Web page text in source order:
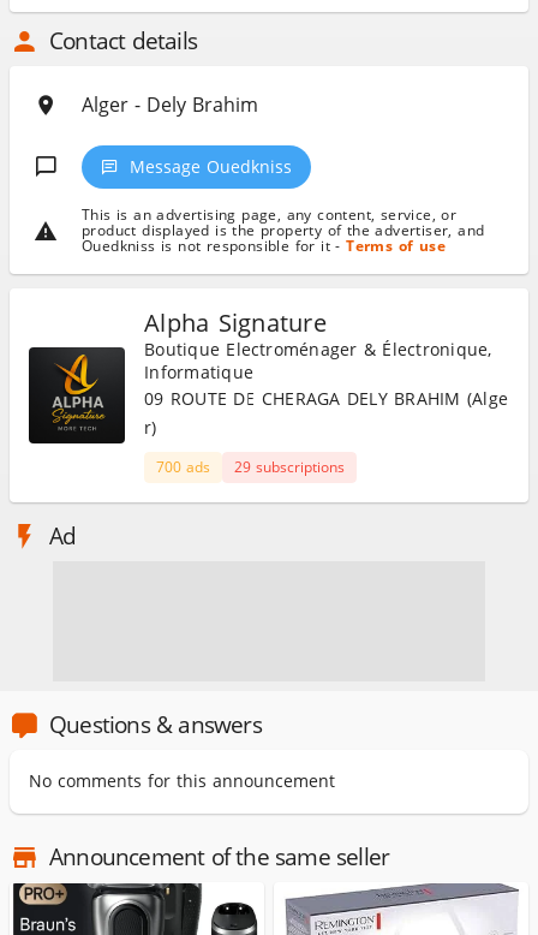
Contact details
Alger - Dely Brahim
Message Ouedkniss
This is an advertising page, any content, service, or
product displayed is the property of the advertiser, and
Ouedkniss is not responsible for it -Terms of use
Alpha Signature
Boutique Electroménager & Électronique,
Informatique
09 ROUTE DE CHERAGA DELY BRAHIM (Alge
r)
700 ads 29 subscriptions
Ad
Questions & answers
No comments for this announcement
Announcement of the same seller